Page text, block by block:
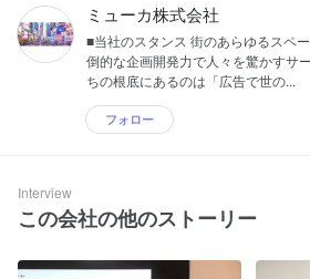
ミューカ株式会社
■当社のスタンス 街のあらゆるスペ
倒的な企画開発力で人々を驚かすサ
ちの根底にあるのは「広告で世の...
フォロー
Interview
この会社の他のストーリー